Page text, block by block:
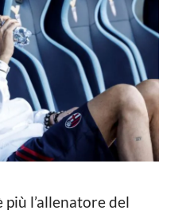
più l’allenatore del